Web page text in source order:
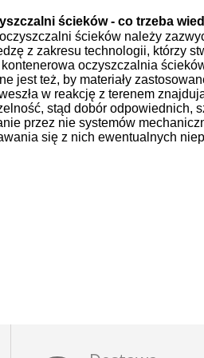
ścieków - co trzeba
ścieków należy
z zakresu technologii, którzy
kontenerowa oczyszczalnia
jest też, by materiały
w reakcję z terenem
stąd dobór odpowiednich,
przez nie systemów
się z nich ewentualnych